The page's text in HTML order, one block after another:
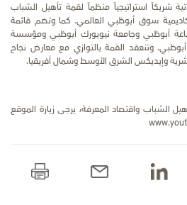
شريكاً استراتيجياً منظماً لقمة تأهيل الشباب
سوق أبوظبي العالمي. كما وتضم قائمة
أبوظبي وجامعة نيويورك أبوظبي ومؤسسة
وتنعقد القمة بالتوازي مع معارض نجاح
وإيديكس الشرق الأوسط وشمال أفريقيا.
الشباب واقتصاد المعرفة، يرجى زيارة الموقع